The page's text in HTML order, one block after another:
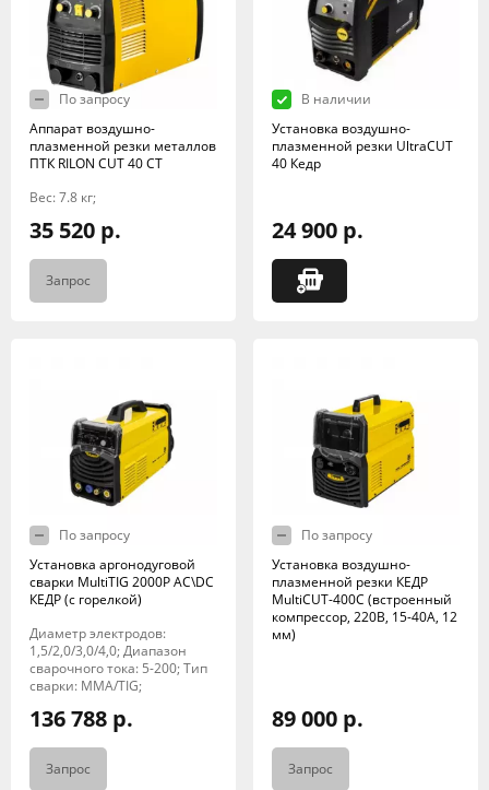
По запросу
Аппарат воздушно-
плазменной резки металлов
ПТК RILON CUT 40 СT
Вес: 7.8 кг;
35 520 р.
Запрос
В наличии
Установка воздушно-
плазменной резки UltraCUT
40 Кедр
24 900 р.
По запросу
Установка аргонодуговой
сварки MultiTIG 2000P AC\DC
КЕДР (с горелкой)
Диаметр электродов:
1,5/2,0/3,0/4,0; Диапазон
сварочного тока: 5-200; Тип
сварки: MMA/TIG;
136 788 р.
Запрос
По запросу
Установка воздушно-
плазменной резки КЕДР
MultiCUT-400C (встроенный
компрессор, 220В, 15-40А, 12
мм)
89 000 р.
Запрос